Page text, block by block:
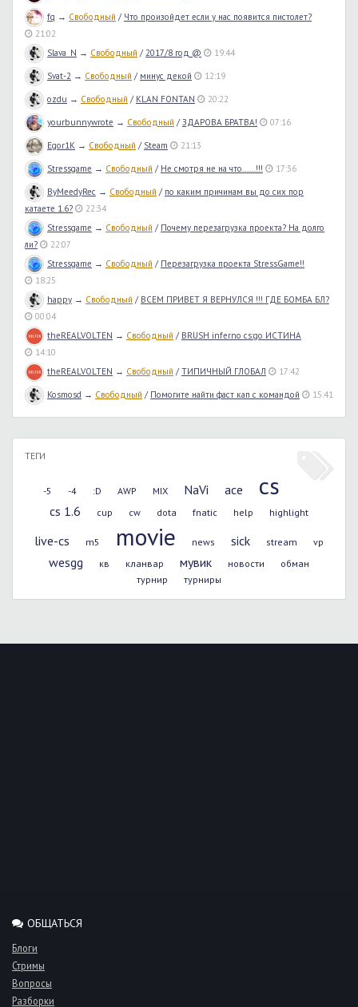
fq → Свободный / Что произойдет если у нас появится пистолет?
21:02
Slava_N → Свободный / 2017/8 год @ 19:44
Svat-2 → Свободный / минус декой 12:19
ozdu → Свободный / KLAN FONTAN 20:22
yourbunnywrote → Свободный /ЗДАРОВА БРАТВА! 07:16
Egor1K → Свободный / Steam 21:13
Stressgame → Свободный / Не смотря не на что......!!! 17:36
ByMeedyRec → Свободный / по каким причинам вы до сих пор
катаете 1.6?
22:34
Stressgame → Свободный / Почему перезагрузка проекта? На долго
ли?
22:07
Stressgame → Свободный / Перезагрузка проекта StressGame!!
18:25
happy → Свободный / ВСЕМ ПРИВЕТ Я ВЕРНУЛСЯ !!! ГДЕ БОМБА БЛ?
00:04
theREALVOLTEN → Свободный / BRUSH inferno cs:go ИСТИНА
14:10
theREALVOLTEN → Свободный /ТИПИЧНЫЙ ГЛОБАЛ 17:42
Kosmosd → Свободный / Помогите найти фаст кап с командой 15:41
ТЕГИ
-5 -4 :D AWP MIX NaVi ace cs
cs 1.6 cup cw dota fnatic help highlight
live-cs m5 movie news sick stream vp
wesgg кв кланвар мувик новости
обман
турнир
турниры
ОБЩАТЬСЯ
Блоги
Стримы
Вопросы
Разборки